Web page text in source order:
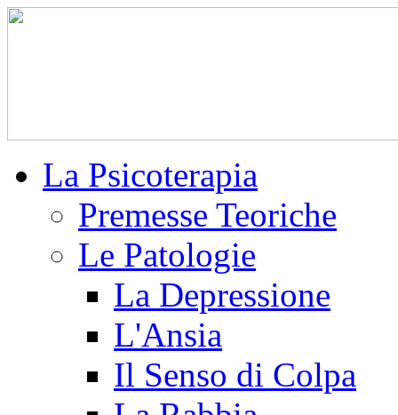
La Psicoterapia
Premesse Teoriche
Le Patologie
La Depressione
L'Ansia
Il Senso di Colpa